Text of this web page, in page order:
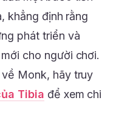
khẳng định rằng
phát triển và
cho người chơi.
Monk, hãy truy
Tibia để xem chi